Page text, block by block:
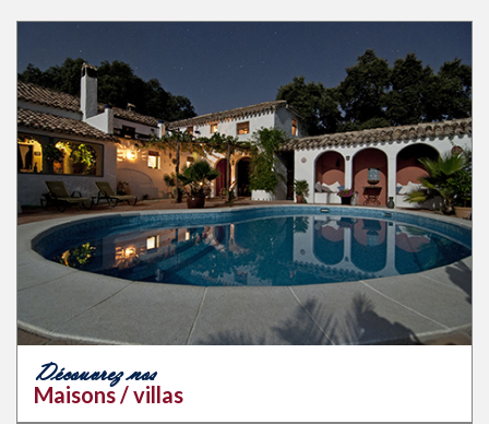
Découvrez nos
Maisons / villas